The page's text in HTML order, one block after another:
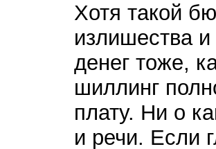
Хотя такой
излишества
денег тоже,
шиллинг
плату. Ни о
и речи. Если